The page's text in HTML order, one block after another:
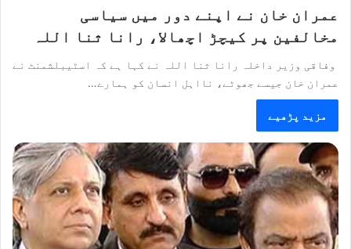
عمران خان نے اپنے دور میں سیاسی
مخالفین پر کیچڑ اچھالا، رانا ثنا اللہ
وفاقی وزیر داخلہ رانا ثنا اللہ نے کہا ہے کہ اسٹیبلشمنٹ نے
عمران خان جیسے جھوٹے، نااہل انسان کو ہمارے…
مزید پڑھیے